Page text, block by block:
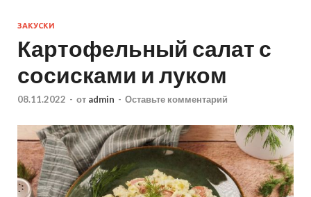
ЗАКУСКИ
Картофельный салат с
сосисками и луком
08.11.2022 - от admin - Оставьте комментарий